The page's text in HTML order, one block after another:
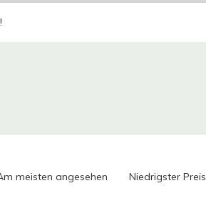
meisten angesehen Niedrigster Preis